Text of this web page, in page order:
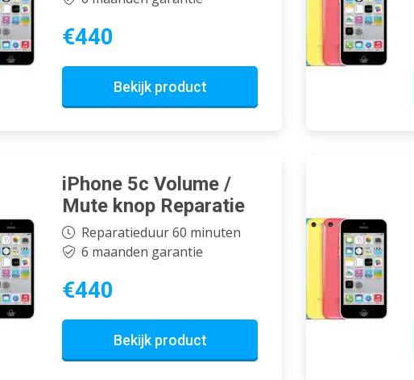
€440
Bekijk product
iPhone 5c Volume /
Mute knop Reparatie
Reparatieduur 60 minuten
6 maanden garantie
€440
Bekijk product